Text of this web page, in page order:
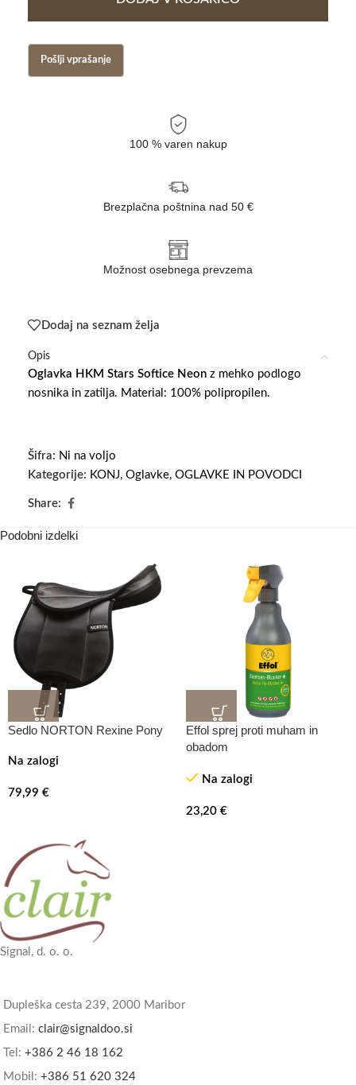
100 % varen nakup
Brezplačna poštnina nad 50 €
Možnost osebnega prevzema
Dodaj na seznam želja
Opis
Oglavka HKM Stars Softice Neon z mehko podlogo
nosnika in zatilja. Material: 100% polipropilen.
Šifra: Ni na voljo
Kategorije: KONJ, Oglavke, OGLAVKE IN POVODCI
Share:
Podobni izdelki
Sedlo NORTON Rexine Pony
Na zalogi
79,99 €
Effol sprej proti muham in
obadom
Na zalogi
23,20 €
Signal, d. o. o.
Dupleška cesta 239, 2000 Maribor
Email: clair@signaldoo.si
Tel: +386 2 46 18 162
Mobil: +386 51 620 324